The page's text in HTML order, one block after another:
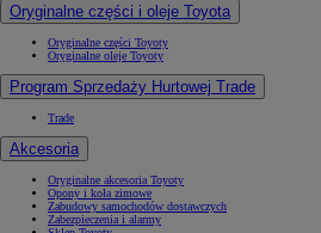
Oryginalne części i oleje Toyota
Oryginalne części Toyoty
Oryginalne oleje Toyoty
Program Sprzedaży Hurtowej Trade
Trade
Akcesoria
Oryginalne akcesoria Toyoty
Opony i koła zimowe
Zabudowy samochodów dostawczych
Zabezpieczenia i alarmy